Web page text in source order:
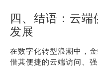
四、结语：云端
发展
在数字化转型浪潮中，
借其便捷的云端访问、